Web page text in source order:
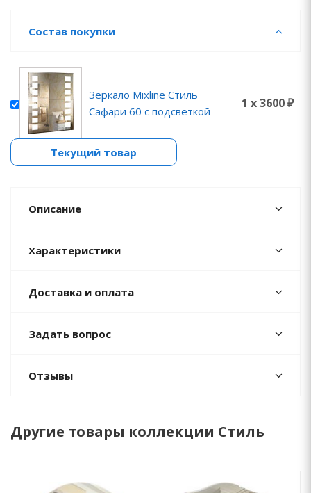
Состав покупки
Зеркало Mixline Стиль
Сафари 60 с подсветкой
1 x 3600 ₽
Текущий товар
Описание
Характеристики
Доставка и оплата
Задать вопрос
Отзывы
Другие товары коллекции Стиль